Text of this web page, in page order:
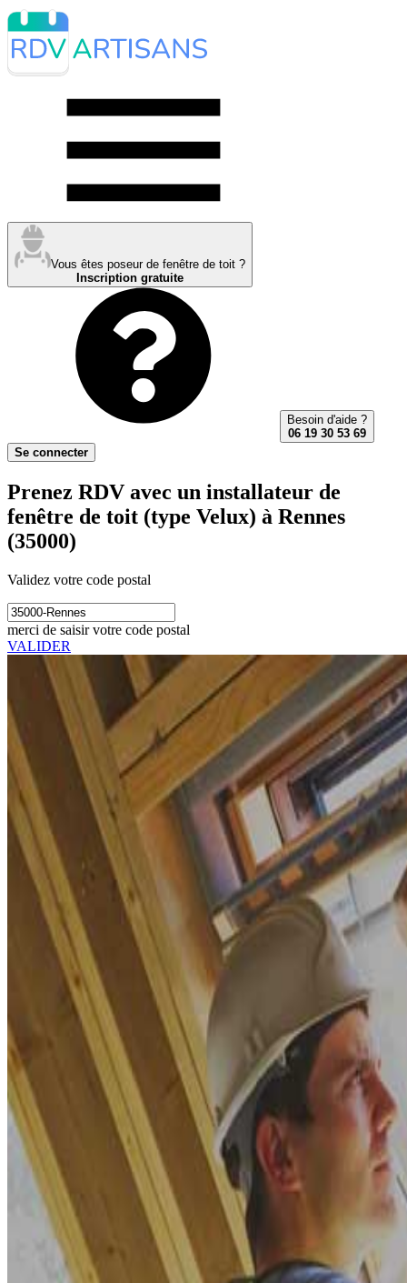
Vous êtes poseur de fenêtre de toit ?
Inscription gratuite
Besoin d'aide ?
06 19 30 53 69
Se connecter
Prenez RDV avec un installateur de
fenêtre de toit (type Velux) à Rennes
(35000)
Validez votre code postal
merci de saisir votre code postal
VALIDER